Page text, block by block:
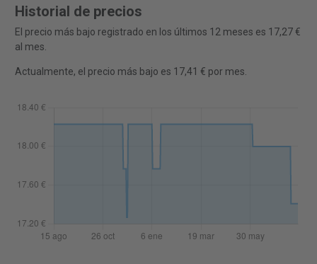
Historial de precios
El precio más bajo registrado en los últimos 12 meses es 17,27 €
al mes.
Actualmente, el precio más bajo es 17,41 € por mes.